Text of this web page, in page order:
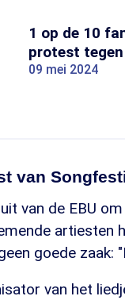
1 op de 10
protest
09 mei 2024
van
van de EBU
artiesten
goede zaak:
van het